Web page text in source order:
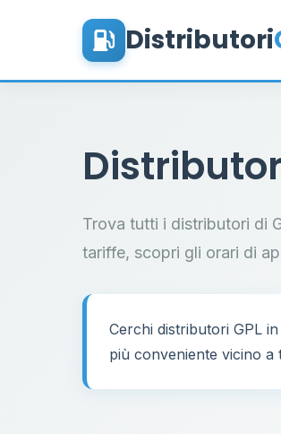
Distributori
Trova tutti i distributori di
tariffe, scopri gli orari di
Cerchi distributori GPL in
più conveniente vicino